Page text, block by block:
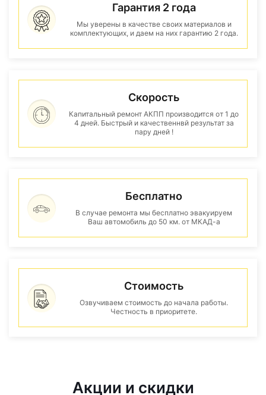
Гарантия 2 года
Мы уверены в качестве своих материалов и
комплектующих, и даем на них гарантию 2 года.
Скорость
Капитальный ремонт АКПП производится от 1 до
4 дней. Быстрый и качественнвй результат за
пару дней !
Бесплатно
В случае ремонта мы бесплатно эвакуируем
Ваш автомобиль до 50 км. от МКАД-а
Стоимость
Озвучиваем стоимость до начала работы.
Честность в приоритете.
Акции и скидки